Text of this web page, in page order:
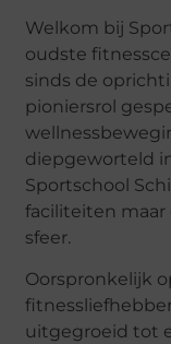
Welkom bij
oudste
sinds de
pioniersrol
diepgeworteld
Sportschool
faciliteiten
sfeer.
Oorspronkelijk
uitgegroeid tot